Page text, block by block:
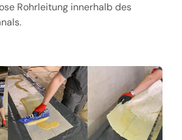
Rohrleitung innerhalb des